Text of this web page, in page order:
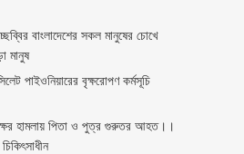
বাংলাদেশের সকল মানুষের চোখে
মানুষ
পাইওনিয়ারের বৃক্ষরোপণ কর্মসূচি
হামলায় পিতা ও পুত্র গুরুতর আহত।।